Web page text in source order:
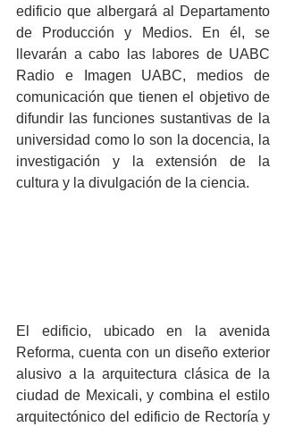
edificio que albergará al Departamento
de Producción y Medios. En él, se
llevarán a cabo las labores de UABC
Radio e Imagen UABC, medios de
comunicación que tienen el objetivo de
difundir las funciones sustantivas de la
universidad como lo son la docencia, la
investigación y la extensión de la
cultura y la divulgación de la ciencia.
El edificio, ubicado en la avenida
Reforma, cuenta con un diseño exterior
alusivo a la arquitectura clásica de la
ciudad de Mexicali, y combina el estilo
arquitectónico del edificio de Rectoría y